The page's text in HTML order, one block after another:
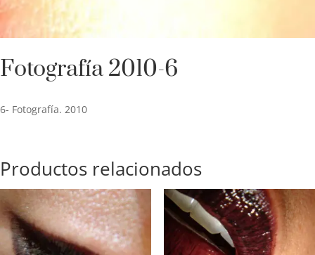
Fotografía 2010-6
6- Fotografía. 2010
Productos relacionados